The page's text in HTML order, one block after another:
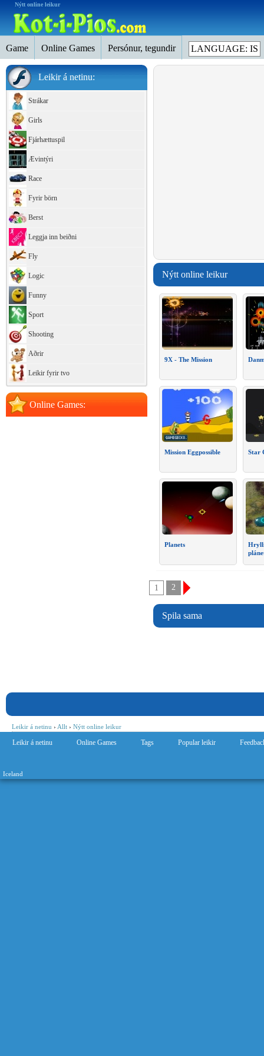
Nýtt online leikur
Leikir á netinu › Allt › Nýtt online leikur
Game Online Games Persónur, tegundir LANGUAGE: IS
Leikir á netinu:
Strákar
Girls
Fjárhættuspil
Ævintýri
Race
Fyrir börn
Berst
Leggja inn beiðni
Fly
Logic
Funny
Sport
Shooting
Aðrir
Leikir fyrir tvo
Online Games:
Nýtt online leikur
9X - The Mission
Mission Eggpossible Star
Planets
1 2
Spila sama
Leikir á netinu Online Games Tags Popular leikir
Iceland